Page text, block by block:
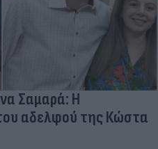
Σαμαρά: Η
αδελφού της Κώστα